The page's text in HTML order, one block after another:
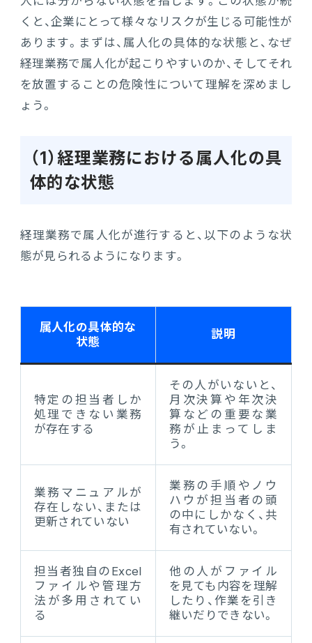
くと、企業にとって様々なリスクが生じる可能性が
あります。まずは、属人化の具体的な状態と、なぜ
経理業務で属人化が起こりやすいのか、そしてそれ
を放置することの危険性について理解を深めまし
ょう。
（1）経理業務における属人化の具
体的な状態
経理業務で属人化が進行すると、以下のような状
態が見られるようになります。
属人化の具体的な
状態
説明
特定の担当者しか
処理できない業務
が存在する
その人がいないと、
月次決算や年次決
算などの重要な業
務が止まってしま
う。
業務マニュアルが
存在しない、または
更新されていない
業務の手順やノウ
ハウが担当者の頭
の中にしかなく、共
有されていない。
担当者独自のExcel
ファイルや管理方
法が多用されてい
る
他の人がファイル
を見ても内容を理解
したり、作業を引き
継いだりできない。